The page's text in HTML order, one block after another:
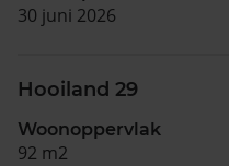
30 juni 2026
Hooiland 29
Woonoppervlak
92 m2